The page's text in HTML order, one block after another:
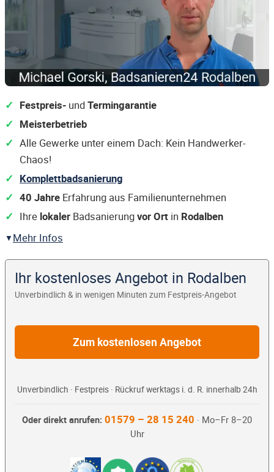
Festpreis- undTermingarantie
Meisterbetrieb
Alle Gewerke unter einem Dach: Kein Handwerker-
Chaos!
Komplettbadsanierung
40 Jahre Erfahrung aus Familienunternehmen
Ihre lokaler Badsanierungvor Ort in Rodalben
Mehr Infos
Ihr kostenloses Angebot in Rodalben
Unverbindlich & in wenigen Minuten zum Festpreis-Angebot
Zum kostenlosen Angebot
Unverbindlich · Festpreis · Rückruf werktags i. d. R. innerhalb 24h
Oder direkt anrufen: 01579 – 28 15 240 · Mo–Fr 8–20
Uhr